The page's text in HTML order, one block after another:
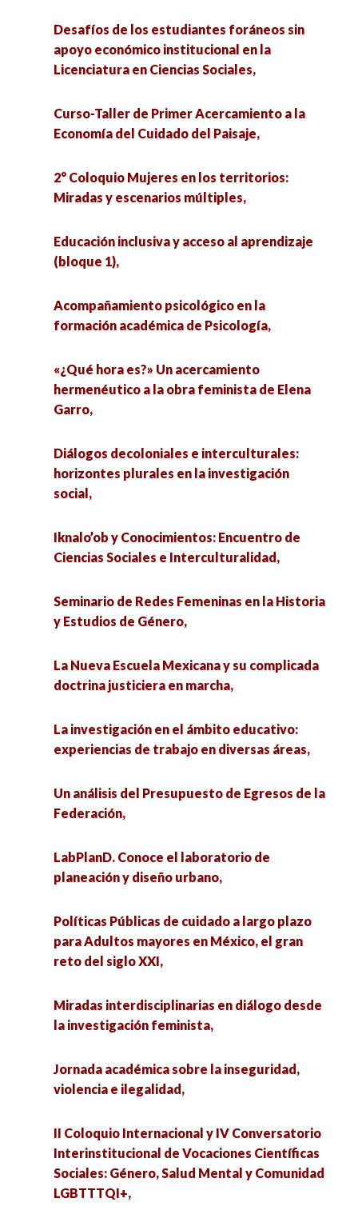
Desafíos de los estudiantes foráneos sin
apoyo económico institucional en la
Licenciatura en Ciencias Sociales,
Curso-Taller de Primer Acercamiento a la
Economía del Cuidado del Paisaje,
2° Coloquio Mujeres en los territorios:
Miradas y escenarios múltiples,
Educación inclusiva y acceso al aprendizaje
(bloque 1),
Acompañamiento psicológico en la
formación académica de Psicología,
«¿Qué hora es?» Un acercamiento
hermenéutico a la obra feminista de Elena
Garro,
Diálogos decoloniales e interculturales:
horizontes plurales en la investigación
social,
Iknalo’ob y Conocimientos: Encuentro de
Ciencias Sociales e Interculturalidad,
Seminario de Redes Femeninas en la Historia
y Estudios de Género,
La Nueva Escuela Mexicana y su complicada
doctrina justiciera en marcha,
La investigación en el ámbito educativo:
experiencias de trabajo en diversas áreas,
Un análisis del Presupuesto de Egresos de la
Federación,
LabPlanD. Conoce el laboratorio de
planeación y diseño urbano,
Políticas Públicas de cuidado a largo plazo
para Adultos mayores en México, el gran
reto del siglo XXI,
Miradas interdisciplinarias en diálogo desde
la investigación feminista,
Jornada académica sobre la inseguridad,
violencia e ilegalidad,
II Coloquio Internacional y IV Conversatorio
Interinstitucional de Vocaciones Científicas
Sociales: Género, Salud Mental y Comunidad
LGBTTTQI+,